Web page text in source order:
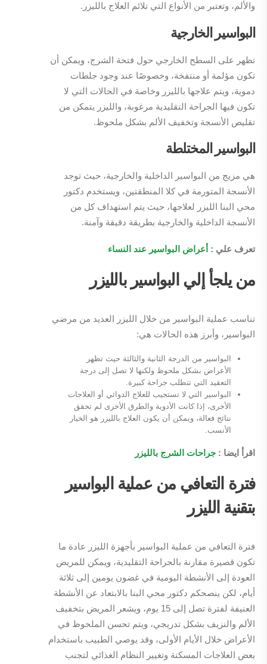
والألم، وتعتبر من الأنواع التي تلائم العلاج بالليزر.
البواسير الخارجية
تظهر على السطح الخارجي حول فتحة الشرج، ويمكن أن
تكون مؤلمة أو منتفخة، وخصوصًا عند وجود جلطات
دموية، ويتم علاجها بالليزر وخاصة في الحالات التي لا
تكون فيها الجراحة التقليدية مرغوبة، والليزر يتمكن من
تقليص الأنسجة وتخفيف الألم بشكل ملحوظ.
البواسير المختلطة
هي مزيج من البواسير الداخلية والخارجية، حيث توجد
الأنسجة المتورمة في كلا المنطقتين، ويستخدم دكتور
محي البنا الليزر لعلاجها، حيث يتم استهداف كل من
الأنسجة الداخلية والخارجية بطريقة دقيقة وآمنة.
تعرف علي : أعراض البواسير عند النساء
من يلجأ إلي البواسير بالليزر
تناسب عملية البواسير من خلال الليزر العديد من مرضي
البواسير، وأبرز هذه الحالات هي:
البواسير من الدرجة الثانية والثالثة حيث تظهر
الأعراض بشكل ملحوظ ولكنها لا تصل إلى درجة
التعقيد التي تتطلب جراحة كبيرة.
البواسير التي لا تستجيب للعلاج الدوائي أو العلاجات
الأخرى، إذا كانت الأدوية والطرق الأخرى لم تحقق
نتائج فعالة، ويمكن أن يكون العلاج بالليزر هو الخيار
الأنسب.
اقرأ ايضا : جراحات الشرج بالليزر
فترة التعافي من عملية البواسير
بتقنية الليزر
فترة التعافي من عملية البواسير بأجهزة الليزر عادة ما
تكون قصيرة مقارنة بالجراحة التقليدية، ويمكن للمريض
العودة إلى الأنشطة اليومية في غضون يومين إلى ثلاثة
أيام، لكن ينصحكم دكتور محي البنا بالابتعاد عن الأنشطة
العنيفة لفترة تصل إلى 15 يوم، ويشعر المريض بتخفيف
الألم والنزيف بشكل تدريجي، ويتم تحسن الملحوظ في
الأعراض خلال الأيام الأولى، وقد يوصي الطبيب باستخدام
بعض العلاجات المسكنة وتغيير النظام الغذائي لتجنب